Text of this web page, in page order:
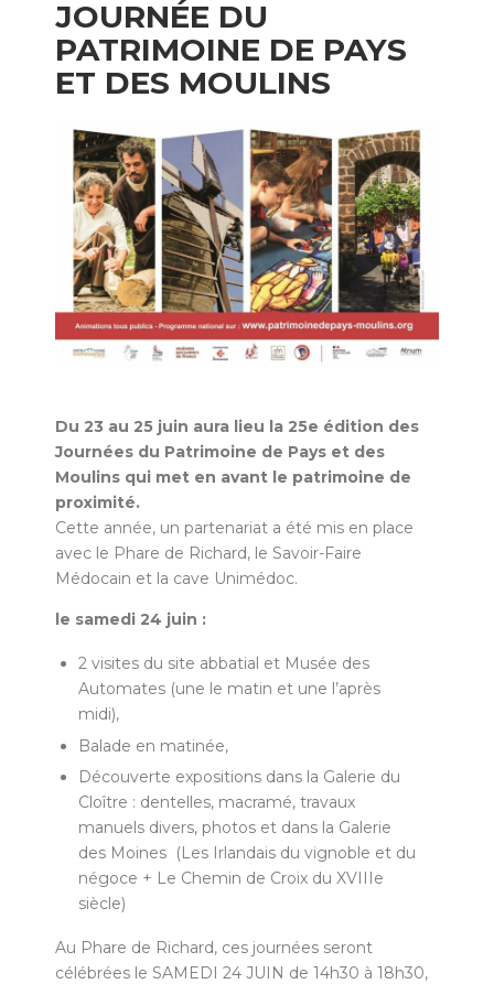
JOURNÉE DU
PATRIMOINE DE PAYS
ET DES MOULINS
Du 23 au 25 juin aura lieu la 25e édition des
Journées du Patrimoine de Pays et des
Moulins qui met en avant le patrimoine de
proximité.
Cette année, un partenariat a été mis en place
avec le Phare de Richard, le Savoir-Faire
Médocain et la cave Unimédoc.
le samedi 24 juin :
2 visites du site abbatial et Musée des
Automates (une le matin et une l’après
midi),
Balade en matinée,
Découverte expositions dans la Galerie du
Cloître : dentelles, macramé, travaux
manuels divers, photos et dans la Galerie
des Moines (Les Irlandais du vignoble et du
négoce + Le Chemin de Croix du XVIIIe
siècle)
Au Phare de Richard, ces journées seront
célébrées le SAMEDI 24 JUIN de 14h30 à 18h30,